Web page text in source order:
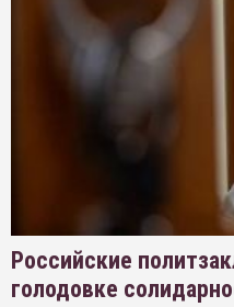
Российские
голодовке